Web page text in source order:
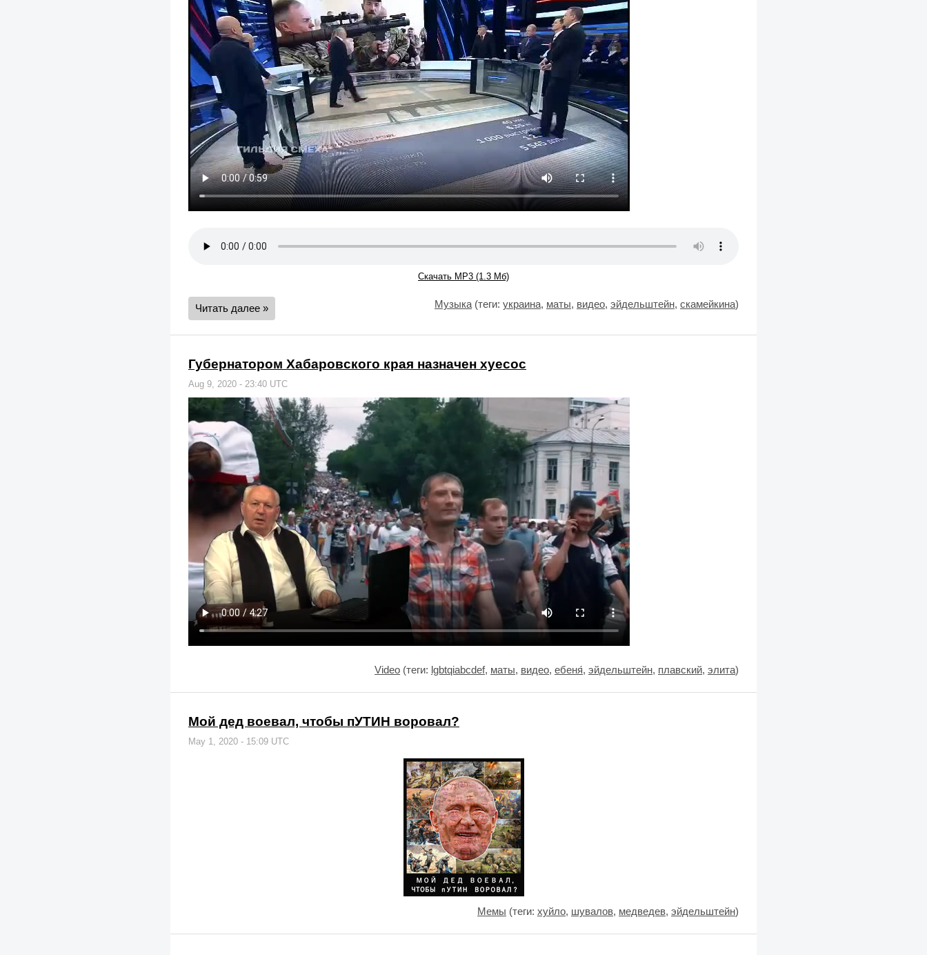
Скачать MP3 (1.3 Мб)
Читать далее » Музыка(теги: украина, маты, видео, эйдельштейн, скамейкина)
Губернатором Хабаровского края назначен хуесос
Aug 9, 2020 - 23:40 UTC
Video (теги: lgbtqiabcdef, маты, видео, ебеня́, эйдельштейн, плавский, элита)
Мой дед воевал, чтобы пУТИН воровал?
May 1, 2020 - 15:09 UTC
Мемы (теги: хуйло, шувалов, медведев, эйдельштейн)